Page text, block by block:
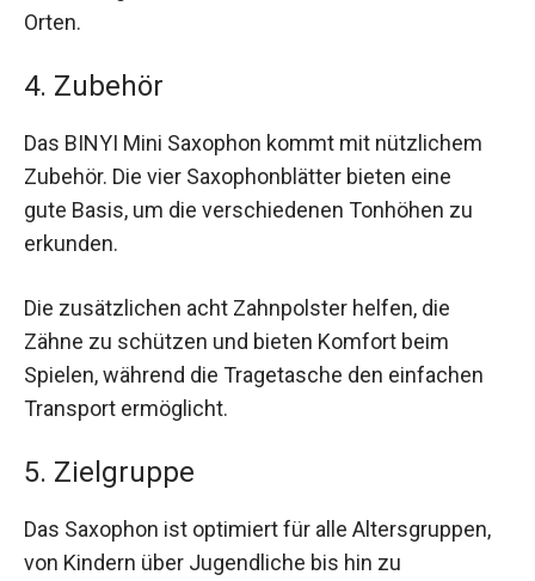
Orten.
4. Zubehör
Das BINYI Mini Saxophon kommt mit nützlichem
Zubehör. Die vier Saxophonblätter bieten eine
gute Basis, um die verschiedenen Tonhöhen zu
erkunden.
Die zusätzlichen acht Zahnpolster helfen, die
Zähne zu schützen und bieten Komfort beim
Spielen, während die Tragetasche den einfachen
Transport ermöglicht.
5. Zielgruppe
Das Saxophon ist optimiert für alle Altersgruppen,
von Kindern über Jugendliche bis hin zu